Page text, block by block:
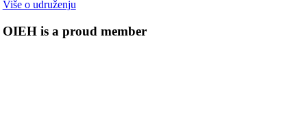
Više o udruženju
OIEH is a proud member